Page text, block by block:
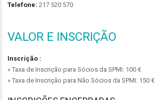
Telefone: 217 520 570
VALOR E INSCRIÇÃO
Inscrição :
» Taxa de Inscrição para Sócios da SPMI: 100 €
» Taxa de Inscrição para Não Sócios da SPMI: 150 €